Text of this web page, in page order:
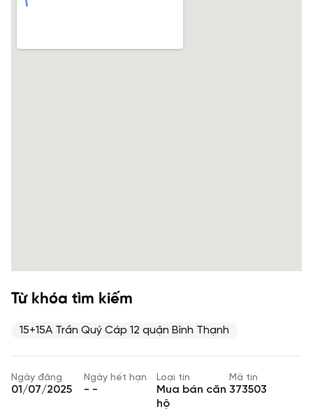
Từ khóa tìm kiếm
15+15A Trần Quý Cáp 12 quận Bình Thạnh
Ngày đăng
01/07/2025
Ngày hết hạn
- -
Loại tin
Mua bán căn
hộ
Mã tin
373503